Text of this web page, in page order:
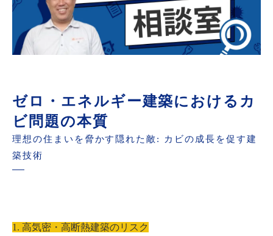
よくある質問（FAQ）
まとめとビルダーへのアクションプラン
世良 秀雄-カビのプロフェッシャル-
ゼロ・エネルギー建築におけるカ
ビ問題の本質
理想の住まいを脅かす隠れた敵: カビの成長を促す建
築技術
1. 高気密・高断熱建築のリスク